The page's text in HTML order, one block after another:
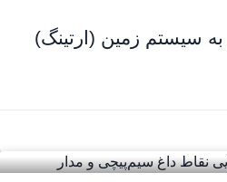
به سیستم زمین (ارتینگ)